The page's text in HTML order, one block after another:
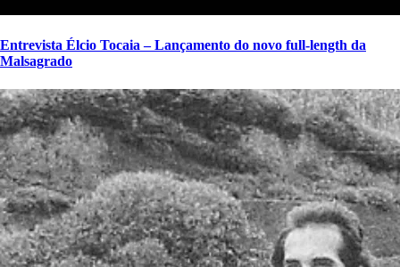
Entrevista Élcio Tocaia – Lançamento do novo full-length da
Malsagrado